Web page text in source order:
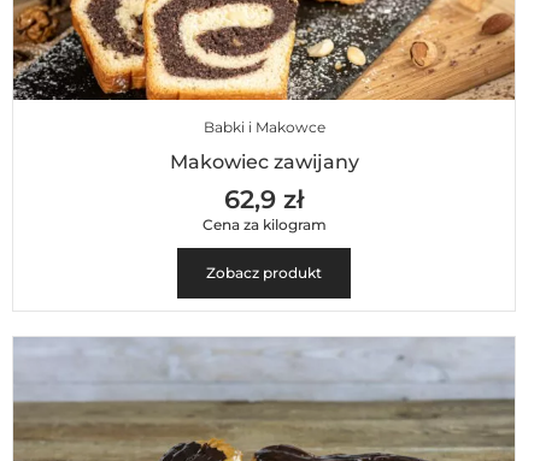
Babki i Makowce
Makowiec zawijany
62,9 zł
Cena za kilogram
Zobacz produkt